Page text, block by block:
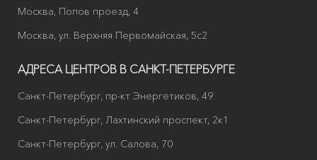
Москва, Попов проезд, 4
Москва, ул. Верхняя Первомайская, 5с2
АДРЕСА ЦЕНТРОВ В САНКТ-ПЕТЕРБУРГЕ
Санкт-Петербург, пр-кт Энергетиков, 49
Санкт-Петербург, Лахтинский проспект, 2к1
Санкт-Петербург, ул. Салова, 70